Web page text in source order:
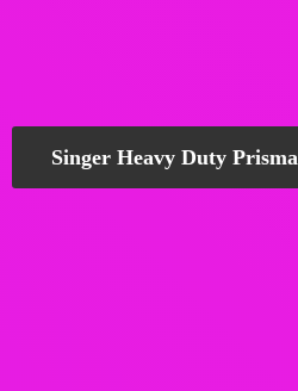
Singer Heavy Duty Prisma